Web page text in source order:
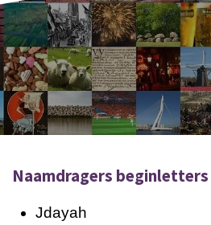
Naamdragers
Jdayah